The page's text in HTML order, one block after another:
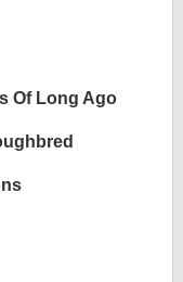
Of Long Ago